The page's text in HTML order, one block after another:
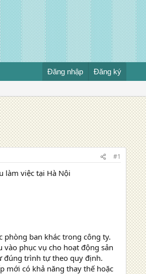
Đăng nhập Đăng ký
#1
làm việc tại Hà Nội
phòng ban khác trong công ty.
phục vụ cho hoạt động sản
đúng trình tự theo quy định.
mới có khả năng thay thế hoặc